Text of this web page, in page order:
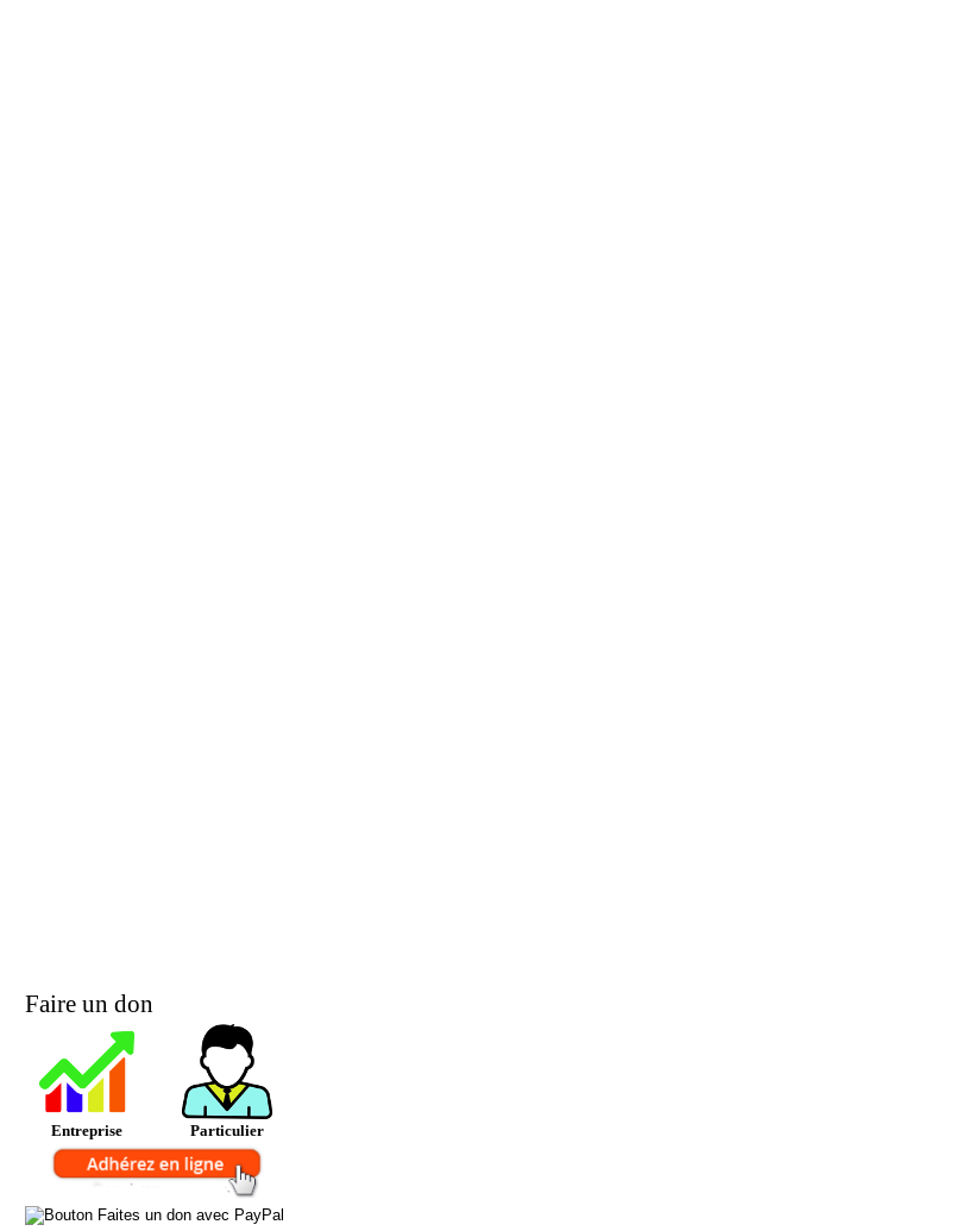
Faire un don
Entreprise Particulier